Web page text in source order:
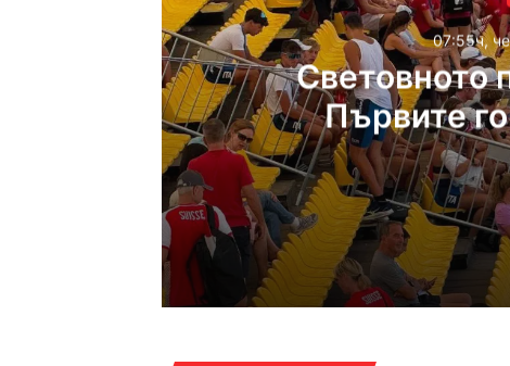
07:55ч,
Световното
Първите
часа на
07:55ч, четвъртък, 6